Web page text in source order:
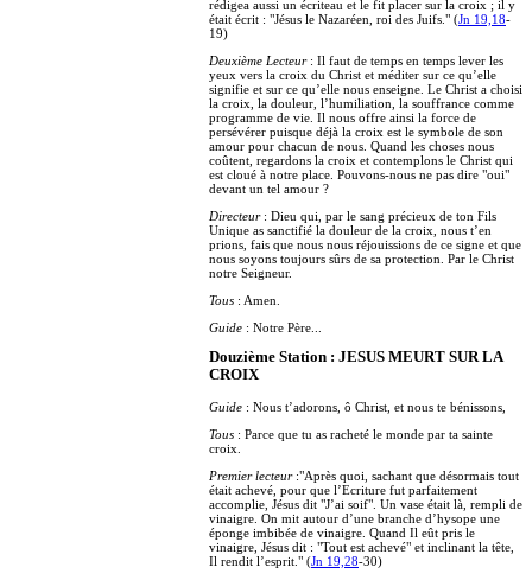
rédigea aussi un écriteau et le fit placer sur la croix ; il y
était écrit : "Jésus le Nazaréen, roi des Juifs." (Jn 19,18-
19)
Deuxième Lecteur: Il faut de temps en temps lever les
yeux vers la croix du Christ et méditer sur ce qu’elle
signifie et sur ce qu’elle nous enseigne. Le Christ a choisi
la croix, la douleur, l’humiliation, la souffrance comme
programme de vie. Il nous offre ainsi la force de
persévérer puisque déjà la croix est le symbole de son
amour pour chacun de nous. Quand les choses nous
coûtent, regardons la croix et contemplons le Christ qui
est cloué à notre place. Pouvons-nous ne pas dire "oui"
devant un tel amour ?
Directeur: Dieu qui, par le sang précieux de ton Fils
Unique as sanctifié la douleur de la croix, nous t’en
prions, fais que nous nous réjouissions de ce signe et que
nous soyons toujours sûrs de sa protection. Par le Christ
notre Seigneur.
Tous : Amen.
Guide : Notre Père...
Douzième Station : JESUS MEURT SUR LA
CROIX
Guide : Nous t’adorons, ô Christ, et nous te bénissons,
Tous : Parce que tu as racheté le monde par ta sainte
croix.
Premier lecteur:"Après quoi, sachant que désormais tout
était achevé, pour que l’Ecriture fut parfaitement
accomplie, Jésus dit "J’ai soif". Un vase était là, rempli de
vinaigre. On mit autour d’une branche d’hysope une
éponge imbibée de vinaigre. Quand Il eût pris le
vinaigre, Jésus dit : "Tout est achevé" et inclinant la tête,
Il rendit l’esprit." (Jn 19,28-30)